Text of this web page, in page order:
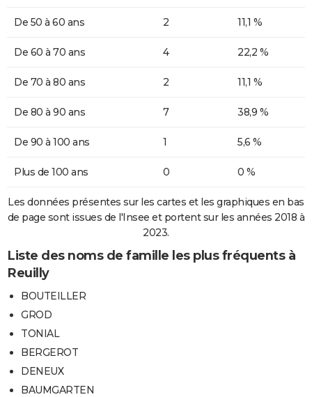
De 50 à 60 ans 2 11,1 %
De 60 à 70 ans 4 22,2 %
De 70 à 80 ans 2 11,1 %
De 80 à 90 ans 7 38,9 %
De 90 à 100 ans 1 5,6 %
Plus de 100 ans 0 0 %
Les données présentes sur les cartes et les graphiques en bas
de page sont issues de l'Insee et portent sur les années 2018 à
2023.
Liste des noms de famille les plus fréquents à
Reuilly
BOUTEILLER
GROD
TONIAL
BERGEROT
DENEUX
BAUMGARTEN